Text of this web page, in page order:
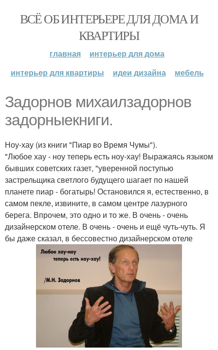
ВСЁ ОБ ИНТЕРЬЕРЕ ДЛЯ ДОМА И
КВАРТИРЫ
главная
интерьер для дома
интерьер для квартиры
идеи дизайна мебель
Задорнов михаилзадорнов
задорныекниги.
Ноу-хау (из книги "Пиар во Время Чумы").
"Любое хау - ноу теперь есть ноу-хау! Выражаясь языком
бывших советских газет, "уверенной поступью
застрельщика светлого будущего шагает по нашей
планете пиар - богатырь! Остановился я, естественно, в
самом пекле, извините, в самом центре лазурного
берега. Впрочем, это одно и то же. В очень - очень
дизайнерском отеле. В очень - очень и ещё чуть-чуть. Я
бы даже сказал, в бессовестно дизайнерском отеле